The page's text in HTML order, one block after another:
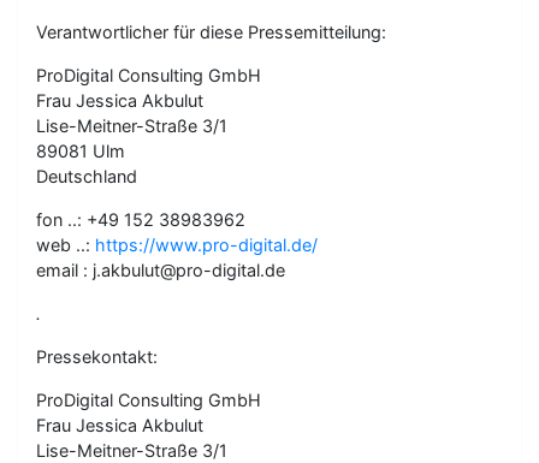
Verantwortlicher für diese Pressemitteilung:
ProDigital Consulting GmbH
Frau Jessica Akbulut
Lise-Meitner-Straße 3/1
89081 Ulm
Deutschland
fon ..: +49 152 38983962
web ..: https://www.pro-digital.de/
email : j.akbulut@pro-digital.de
.
Pressekontakt:
ProDigital Consulting GmbH
Frau Jessica Akbulut
Lise-Meitner-Straße 3/1